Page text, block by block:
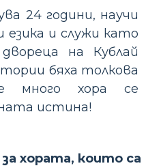
24 години, научи
езика и служи като
на Кублай
бяха толкова
много хора се
истина!
хората, които са